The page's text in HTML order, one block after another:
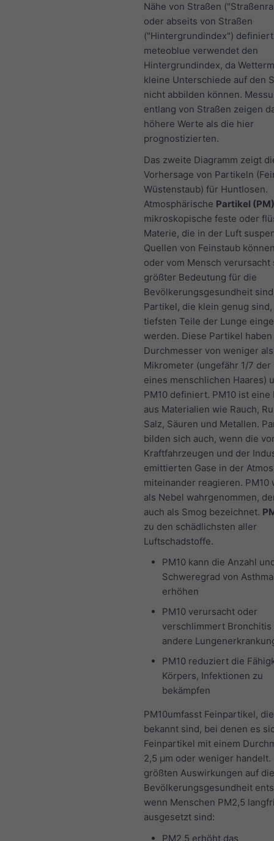
Nähe von Straßen
oder abseits von Straßen
("Hintergrundindex")
meteoblue verwendet den
Hintergrundindex, da
kleine Unterschiede auf den
nicht abbilden können.
entlang von Straßen zeigen
höhere Werte als die hier
prognostizierten.
Das zweite Diagramm zeigt
Vorhersage von Partikeln
Wüstenstaub) für Huntlosen.
Atmosphärische Partikel (PM)
mikroskopische feste oder
Materie, die in der Luft
Quellen von Feinstaub
oder vom Mensch verursacht
größter Bedeutung für die
Bevölkerungsgesundheit
Partikel, die klein genug
tiefsten Teile der Lunge
werden. Diese Partikel
Durchmesser von weniger
Mikrometer (ungefähr 1/7 der
eines menschlichen Haares)
PM10 definiert. PM10 ist eine
aus Materialien wie Rauch,
Salz, Säuren und Metallen.
bilden sich auch, wenn die
Kraftfahrzeugen und der
emittierten Gase in der
miteinander reagieren. PM10
als Nebel wahrgenommen,
auch als Smog bezeichnet.
zu den schädlichsten aller
Luftschadstoffe.
PM10 kann die Anzahl
Schweregrad von
erhöhen
PM10 verursacht oder
verschlimmert Bronchitis
andere
PM10 reduziert die
Körpers, Infektionen zu
bekämpfen
PM10umfasst Feinpartikel,
bekannt sind, bei denen es
Feinpartikel mit einem
2,5 μm oder weniger handelt.
größten Auswirkungen auf die
Bevölkerungsgesundheit
wenn Menschen PM2,5
ausgesetzt sind:
PM2,5 erhöht das